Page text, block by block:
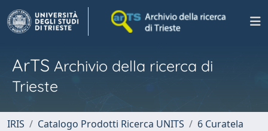
ArTS Archivio della ricerca di
Trieste
IRIS Catalogo Prodotti Ricerca UNITS
6 Curatela